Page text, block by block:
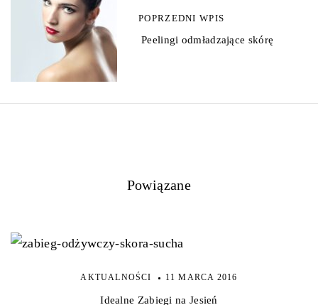
y
POPRZEDNI WPIS
Peelingi odmładzające skórę
Powiązane
AKTUALNOŚCI 11 MARCA 2016
Idealne Zabiegi na Jesień